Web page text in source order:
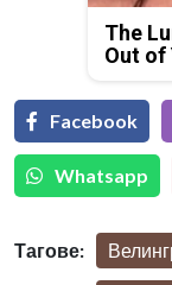
The
Out of
Facebook
Whatsapp
Тагове: